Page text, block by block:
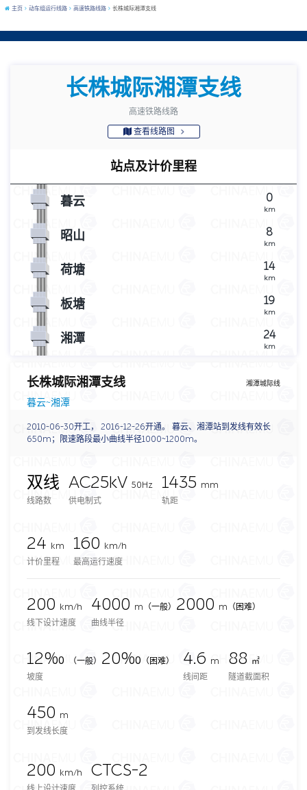
主页 动车组运行线路 高速铁路线路 长株城际湘潭支线
长株城际湘潭支线
高速铁路线路
查看线路图
站点及计价里程
0
km
暮云
8
km
昭山
14
km
荷塘
19
km
板塘
24
km
湘潭
湘潭城际线
长株城际湘潭支线
暮云~湘潭
2010-06-30开工， 2016-12-26开通。 暮云、湘潭站到发线有效长
650m；限速路段最小曲线半径1000~1200m。
双线
线路数
AC25kV 50Hz
供电制式
1435 mm
轨距
24
km
计价里程
160
km/h
最高运行速度
200
km/h
线下设计速度
4000 m （一般） 2000 m（困难）
曲线半径
12‰ （一般） 20‰ （困难）
坡度
4.6 m
线间距
88 ㎡
隧道截面积
450 m
到发线长度
200
km/h
CTCS-2